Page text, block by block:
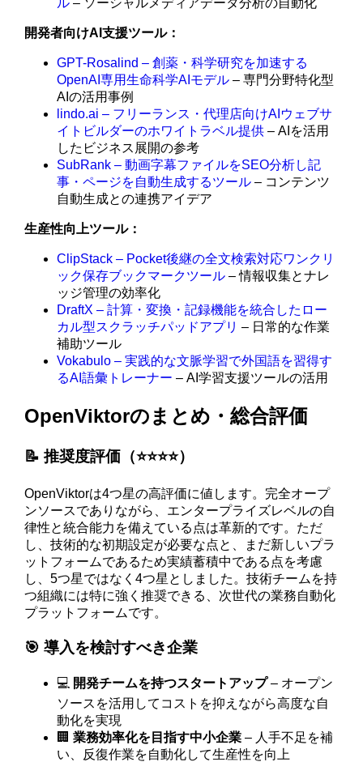
開発者向けAI支援ツール：
GPT-Rosalind – 創薬・科学研究を加速する
OpenAI専用生命科学AIモデル – 専門分野特化型
AIの活用事例
lindo.ai – フリーランス・代理店向けAIウェブサ
イトビルダーのホワイトラベル提供 – AIを活用
したビジネス展開の参考
SubRank – 動画字幕ファイルをSEO分析し記
事・ページを自動生成するツール – コンテンツ
自動生成との連携アイデア
生産性向上ツール：
ClipStack – Pocket後継の全文検索対応ワンクリ
ック保存ブックマークツール – 情報収集とナレ
ッジ管理の効率化
DraftX – 計算・変換・記録機能を統合したロー
カル型スクラッチパッドアプリ – 日常的な作業
補助ツール
Vokabulo – 実践的な文脈学習で外国語を習得す
るAI語彙トレーナー – AI学習支援ツールの活用
OpenViktorのまとめ・総合評価
📝 推奨度評価（⭐️⭐️⭐️⭐️）
OpenViktorは4つ星の高評価に値します。完全オープ
ンソースでありながら、エンタープライズレベルの自
律性と統合能力を備えている点は革新的です。ただ
し、技術的な初期設定が必要な点と、まだ新しいプラ
ットフォームであるため実績蓄積中である点を考慮
し、5つ星ではなく4つ星としました。技術チームを持
つ組織には特に強く推奨できる、次世代の業務自動化
プラットフォームです。
🎯 導入を検討すべき企業
💻 開発チームを持つスタートアップ– オープン
ソースを活用してコストを抑えながら高度な自
動化を実現
🏢業務効率化を目指す中小企業 – 人手不足を補
い、反復作業を自動化して生産性を向上